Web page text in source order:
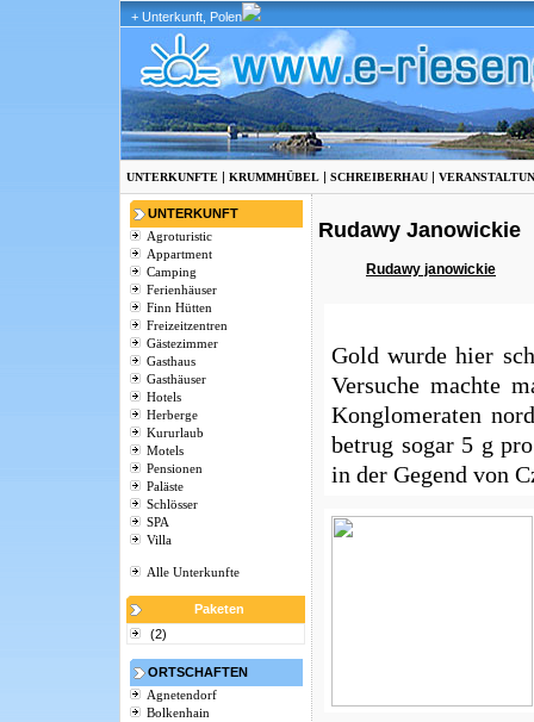
+ Unterkunft, Polen
UNTERKUNFTE | KRUMMHÜBEL | SCHREIBERHAU |
UNTERKUNFT
Agroturistic
Appartment
Camping
Ferienhäuser
Finn Hütten
Freizeitzentren
Gästezimmer
Gasthaus
Gasthäuser
Hotels
Herberge
Kururlaub
Motels
Pensionen
Paläste
Schlösser
SPA
Villa
Alle Unterkunfte
Paketen
(2)
ORTSCHAFTEN
Agnetendorf
Bolkenhain
Rudawy Janowickie
Rudawy janowickie
Gold wurde hier
Versuche machte
Konglomeraten
betrug sogar 5 g
in der Gegend von